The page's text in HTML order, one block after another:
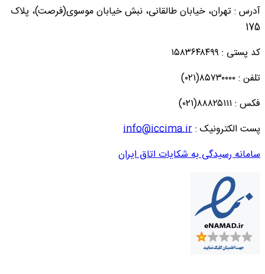
آدرس : تهران، خیابان طالقانی، نبش خیابان موسوی(فرصت)، پلاک
175
کد پستی : ۱۵۸۳۶۴۸۴۹۹
تلفن : ۸۵۷۳۰۰۰۰(۰۲۱)
فکس : ۸۸۸۲۵۱۱۱(۰۲۱)
پست الکترونیک :info@iccima.ir
سامانه رسیدگی به شکایات اتاق ایران